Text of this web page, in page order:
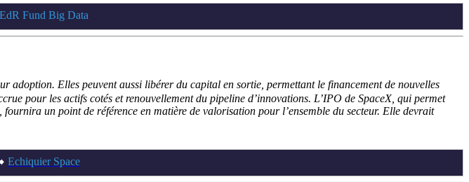
EdR Fund Big Data
adoption. Elles peuvent aussi libérer du capital en sortie, permettant le financement de nouvelles
pour les actifs cotés et renouvellement du pipeline d’innovations. L’IPO de SpaceX, qui permet
un point de référence en matière de valorisation pour l’ensemble du secteur. Elle devrait
Echiquier Space